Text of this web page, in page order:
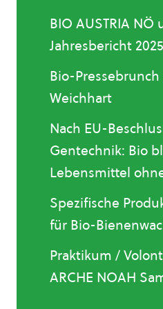
BIO AUSTRIA NÖ
Jahresbericht 2025
Bio-
Weichhart
Nach EU-
Gentechnik: Bio
Lebensmittel
Spezifische
für Bio-
Praktikum /
ARCHE NOAH